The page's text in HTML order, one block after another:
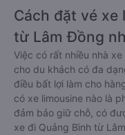
Cách đặt vé xe
từ Lâm Đồng
Việc có rất nhiều nhà
cho du khách có đa
điều bất lợi làm cho
có xe limousine nào là
đảm bảo giữ chỗ, có
xe đi Quảng Bình từ